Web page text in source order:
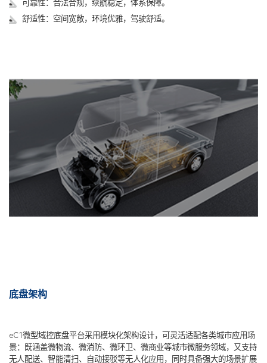
可靠性：合法合规，续航稳定，体系保障。
舒适性：空间宽敞，环境优雅，驾驶舒适。
底盘架构
eC1微型域控底盘平台采用模块化架构设计，可灵活适配各类城市应用场
景：既涵盖微物流、微消防、微环卫、微商业等城市微服务领域，又支持
无人配送、智能清扫、自动接驳等无人化应用，同时具备强大的场景扩展